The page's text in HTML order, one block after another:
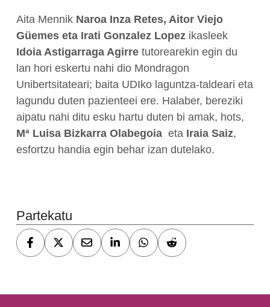
Aita Mennik Naroa Inza Retes, Aitor Viejo
Güemes eta Irati Gonzalez Lopez ikasleek
Idoia Astigarraga Agirretutorearekin egin du
lan hori eskertu nahi dio Mondragon
Unibertsitateari; baita UDIko laguntza-taldeari eta
lagundu duten pazienteei ere. Halaber, bereziki
aipatu nahi ditu esku hartu duten bi amak, hots,
Mª Luisa Bizkarra Olabegoiaeta Iraia Saiz,
esfortzu handia egin behar izan dutelako.
Partekatu
Bidalketetan zehar nabigatu